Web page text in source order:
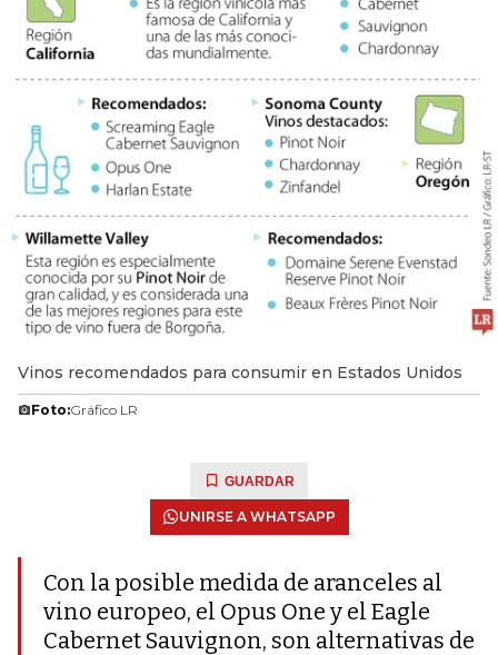
Vinos recomendados para consumir en Estados Unidos
Foto:Gráfico LR
GUARDAR
UNIRSE A WHATSAPP
Con la posible medida de aranceles al
vino europeo, el Opus One y el Eagle
Cabernet Sauvignon, son alternativas de